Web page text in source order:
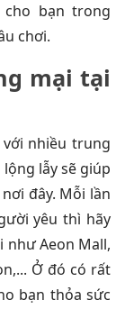
bạn trong
chơi.
mại tại
nhiều trung
lẫy sẽ giúp
đây. Mỗi lần
yêu thì hãy
Aeon Mall,
Ở đó có rất
bạn thỏa sức